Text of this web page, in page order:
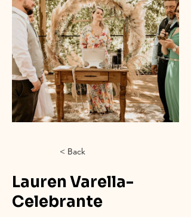
< Back
Lauren Varella-
Celebrante